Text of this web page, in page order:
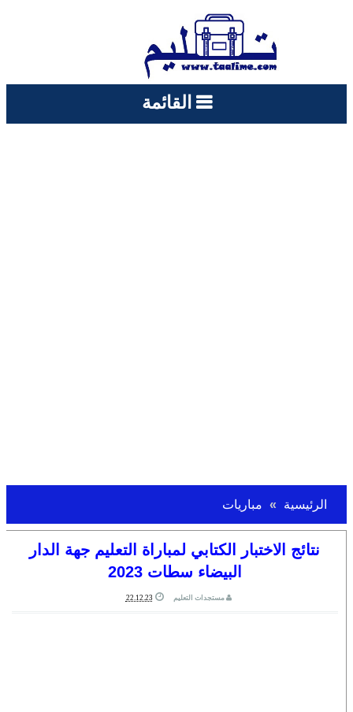
القائمة
الرئيسية مباريات
نتائج الاختبار الكتابي لمباراة التعليم جهة الدار
البيضاء سطات 2023
مستجدات التعليم 22.12.23